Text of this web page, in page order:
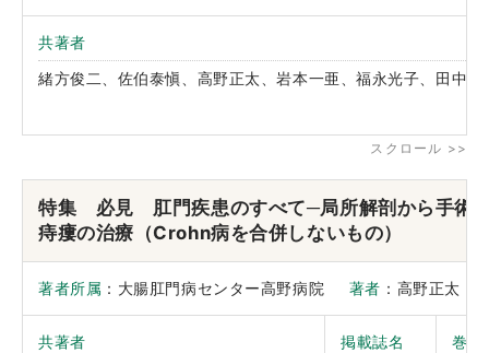
共著者
緒方俊二、佐伯泰愼、高野正太、岩本一亜、福永光子、田中
特集 必見 肛門疾患のすべて─局所解剖から手
痔瘻の治療（Crohn病を合併しないもの）
著者所属 ：大腸肛門病センター高野病院 著者 ：高野正太
共著者
掲載誌名
巻